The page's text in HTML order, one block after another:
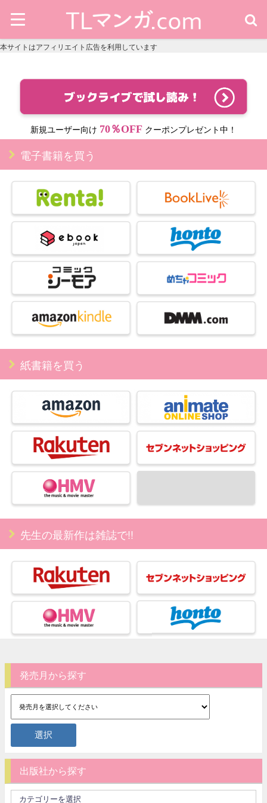
本サイトはアフィリエイト広告を利用しています
新規ユーザー向け 70％OFF クーポンプレゼント中！
電子書籍を買う
紙書籍を買う
先生の最新作は雑誌で!!
発売月から探す
出版社から探す